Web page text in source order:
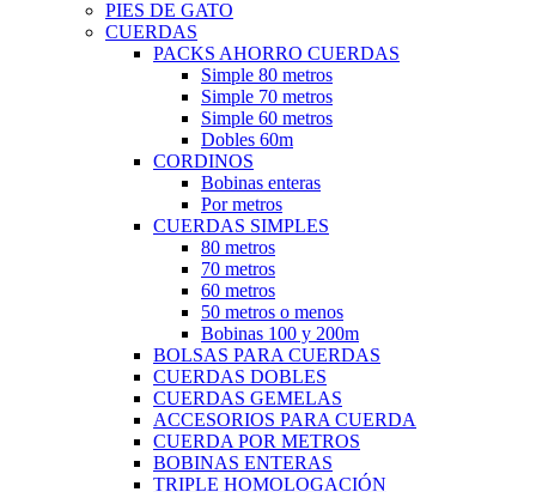
PIES DE GATO
CUERDAS
PACKS AHORRO CUERDAS
Simple 80 metros
Simple 70 metros
Simple 60 metros
Dobles 60m
CORDINOS
Bobinas enteras
Por metros
CUERDAS SIMPLES
80 metros
70 metros
60 metros
50 metros o menos
Bobinas 100 y 200m
BOLSAS PARA CUERDAS
CUERDAS DOBLES
CUERDAS GEMELAS
ACCESORIOS PARA CUERDA
CUERDA POR METROS
BOBINAS ENTERAS
TRIPLE HOMOLOGACIÓN